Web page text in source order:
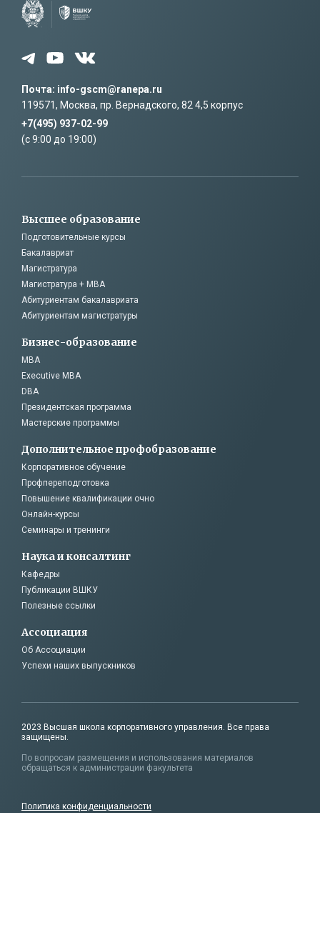
Почта: info-gscm@ranepa.ru
119571, Москва, пр. Вернадского, 82 4,5 корпус
+7(495) 937-02-99
(c 9:00 до 19:00)
Высшее образование
Подготовительные курсы
Бакалавриат
Магистратура
Магистратура + MBA
Абитуриентам бакалавриата
Абитуриентам магистратуры
Бизнес-образование
MBA
Executive MBA
DBA
Президентская программа
Мастерские программы
Дополнительное профобразование
Корпоративное обучение
Профпереподготовка
Повышение квалификации очно
Онлайн-курсы
Семинары и тренинги
Наука и консалтинг
Кафедры
Публикации ВШКУ
Полезные ссылки
Ассоциация
Об Ассоциации
Успехи наших выпускников
2023 Высшая школа корпоративного управления. Все права
защищены.
По вопросам размещения и использования материалов
обращаться к администрации факультета
Политика конфиденциальности